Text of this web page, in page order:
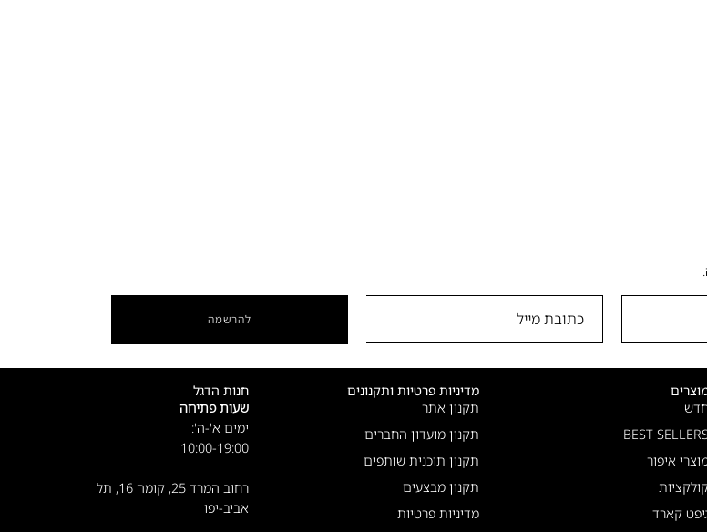
להרשמה
BEST
איפור
קארד
מדיניות פרטיות ותקנונים
תקנון אתר
תקנון מועדון החברים
תקנון תוכנית שותפים
תקנון מבצעים
מדיניות פרטיות
חנות הדגל
שעות פתיחה
ימים א'-ה':
10:00-19:00
רחוב המרד 25, קומה 16, תל
אביב-יפו